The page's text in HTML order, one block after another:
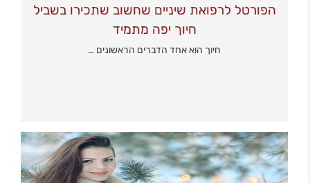
הפורטל לרפואת שיניים שחשוב שתכירו בשביל
חיוך יפה מתמיד
חיוך הוא אחד הדברים הראשונים …